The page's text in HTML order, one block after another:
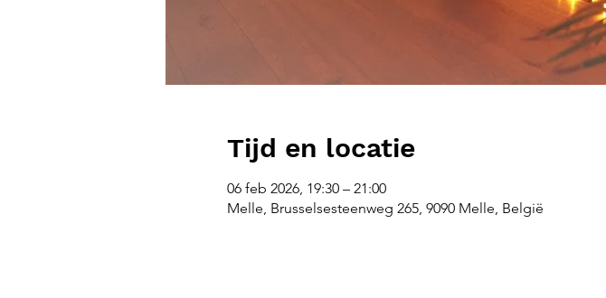
Tijd en locatie
06 feb 2026, 19:30 – 21:00
Melle, Brusselsesteenweg 265, 9090 Melle, België